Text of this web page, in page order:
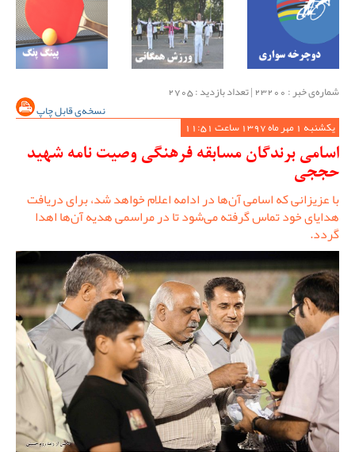
شماره‌ی خبر : ‌23200 | تعداد بازدید : 2705
نسخه‌ی قابل چاپ
یکشنبه 1 مهر ماه 1397 ساعت 11:51
اسامی برندگان مسابقه فرهنگی وصیت نامه شهید
حججی
با عزیزانی که اسامی آن‌ها در ادامه اعلام خواهد شد، برای دریافت
هدایای خود تماس گرفته می‌شود تا در مراسمی هدیه آن‌ها اهدا
گردد.